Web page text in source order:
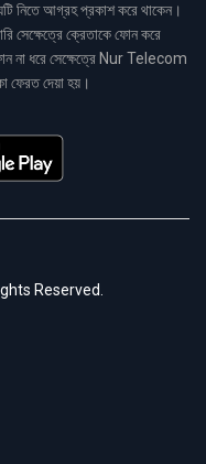
নিতে আগ্রহ প্রকাশ করে থাকেন।
সেক্ষেত্রে ক্রেতাকে ফোন করে
না ধরে সেক্ষেত্রে Nur Telecom
ফেরত দেয়া হয়।
Reserved.